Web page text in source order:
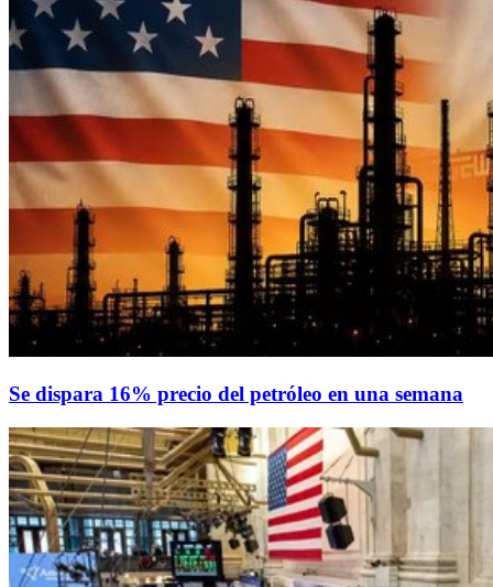
Se dispara 16% precio del petróleo en una semana